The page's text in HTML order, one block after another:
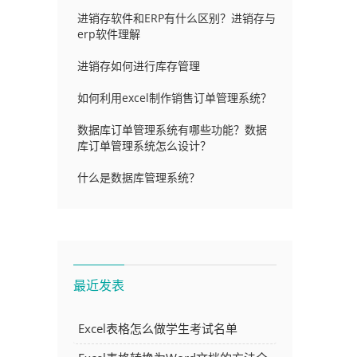
进销存软件和ERP有什么区别？进销存与
erp软件理解
进销存如何进行库存管理
如何利用excel制作销售订单管理系统？
数据库订单管理系统有哪些功能？数据
库订单管理系统怎么设计？
什么是数据库管理系统？
最近发表
Excel表格怎么做学生考试名单